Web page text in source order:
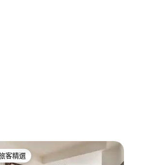
精選榜首
客精選